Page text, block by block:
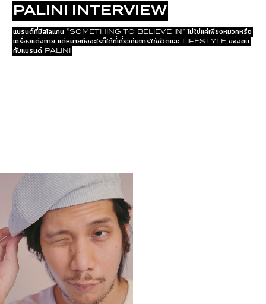
PALINI INTERVIEW
แบรนด์ที่มีสโลแกน “SOMETHING TO BELIEVE IN” ไม่ใช่แค่เพียงหมวกหรือ
เครื่องแต่งกาย แต่หมายถึงอะไรก็ได้ที่เกี่ยวกับการใช้ชีวิตและ LIFESTYLE ของคน
กับแบรนด์ PALINI